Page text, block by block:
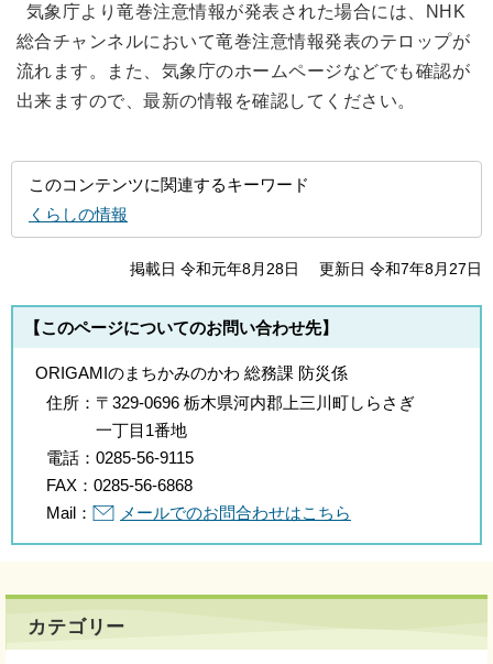
気象庁より竜巻注意情報が発表された場合には、NHK
総合チャンネルにおいて竜巻注意情報発表のテロップが
流れます。また、気象庁のホームページなどでも確認が
出来ますので、最新の情報を確認してください。
このコンテンツに関連するキーワード
くらしの情報
掲載日 令和元年8月28日 更新日 令和7年8月27日
【このページについてのお問い合わせ先】
ORIGAMIのまちかみのかわ 総務課 防災係
住所： 〒329-0696 栃木県河内郡上三川町しらさぎ
一丁目1番地
電話： 0285-56-9115
FAX： 0285-56-6868
Mail：
メールでのお問合わせはこちら
カテゴリー